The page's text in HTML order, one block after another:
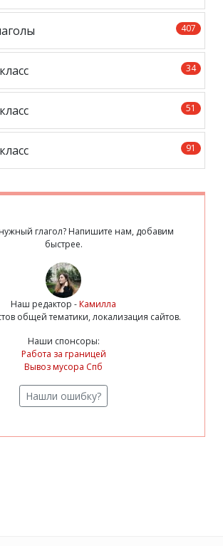
407
34
51
91
глагол? Напишите нам, добавим
быстрее.
Наш редактор -Камилла
общей тематики, локализация сайтов.
Наши спонсоры:
Работа за границей
Вывоз мусора Спб
Нашли ошибку?